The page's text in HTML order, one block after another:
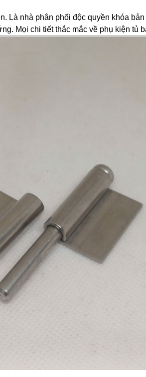
Là nhà phân phối độc quyền khóa
Mọi chi tiết thắc mắc về phụ kiện tủ